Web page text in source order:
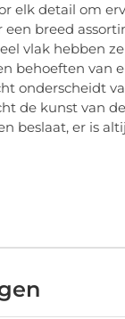
elk detail om
een breed
vlak hebben
behoeften van
onderscheidt
de kunst van
beslaat, er is